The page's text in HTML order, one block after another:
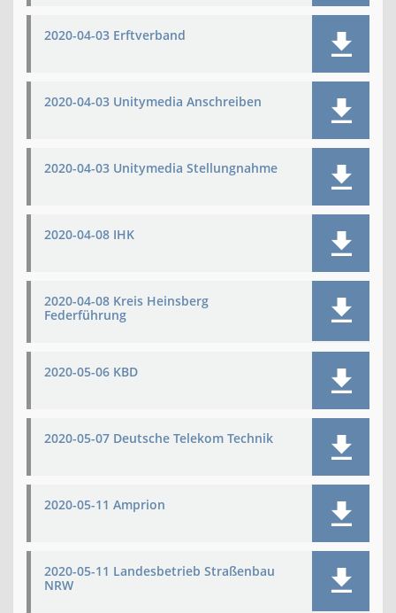
2020-04-03 Erftverband
2020-04-03 Unitymedia Anschreiben
2020-04-03 Unitymedia Stellungnahme
2020-04-08 IHK
2020-04-08 Kreis Heinsberg
Federführung
2020-05-06 KBD
2020-05-07 Deutsche Telekom Technik
2020-05-11 Amprion
2020-05-11 Landesbetrieb Straßenbau
NRW